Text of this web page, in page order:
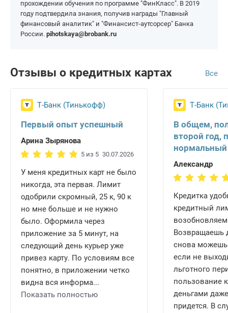
прохождении обучения по программе "ФинКласс". В 2019
году подтвердила знания, получив награды "Главный
финансовый аналитик" и "Финансист-аутсорсер" Банка
России. pihotskaya@brobank.ru
Отзывы о кредитных картах Все
Т-Банк (Тинькофф)
Первый опыт успешный
Арина Зырянова
5 из 5 30.07.2026
У меня кредитных карт не было
никогда, эта первая. Лимит
одобрили скромный, 25 к, 90 к
но мне больше и не нужно
было. Оформила через
приложение за 5 минут, на
следующий день курьер уже
привез карту. По условиям все
понятно, в приложении четко
видна вся информа...
Показать полностью
Т-Банк
В общем,
второй год,
нормальный
Александр
Кредитка
кредитный
Возвращаешь
снова можешь
если не
льготного
пользование
деньгами
придется. В